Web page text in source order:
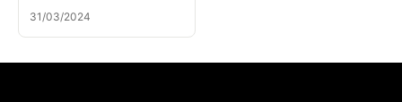
31/03/2024